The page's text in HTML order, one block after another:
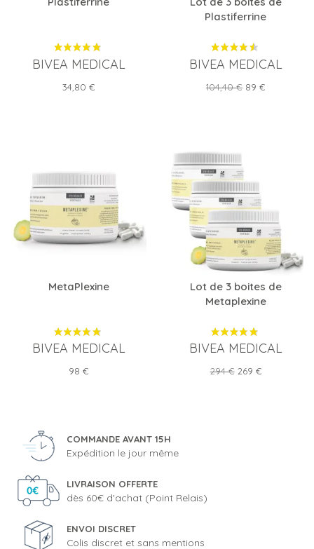
BIVEA MEDICAL
Prix
34,80 €
Plastiferrine
BIVEA MEDICAL
Prix
104,40 € Prix
89 €
MetaPlexine
BIVEA MEDICAL
Prix
98 €
Lot de 3 boites de
Metaplexine
BIVEA MEDICAL
Prix
294 € Prix
269 €
COMMANDE AVANT 15H
Expédition le jour même
LIVRAISON OFFERTE
dès 60€ d'achat (Point Relais)
ENVOI DISCRET
Colis discret et sans mentions